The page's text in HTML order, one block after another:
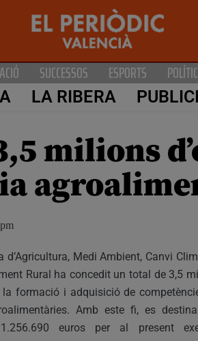
SUCCESSOS ESPORTS
LA RIBERA
milions
d’Agricultura, Medi Ambient, Canvi
Rural ha concedit un total de 3,5
la formació i adquisició de
Amb este fi, es
euros per al present